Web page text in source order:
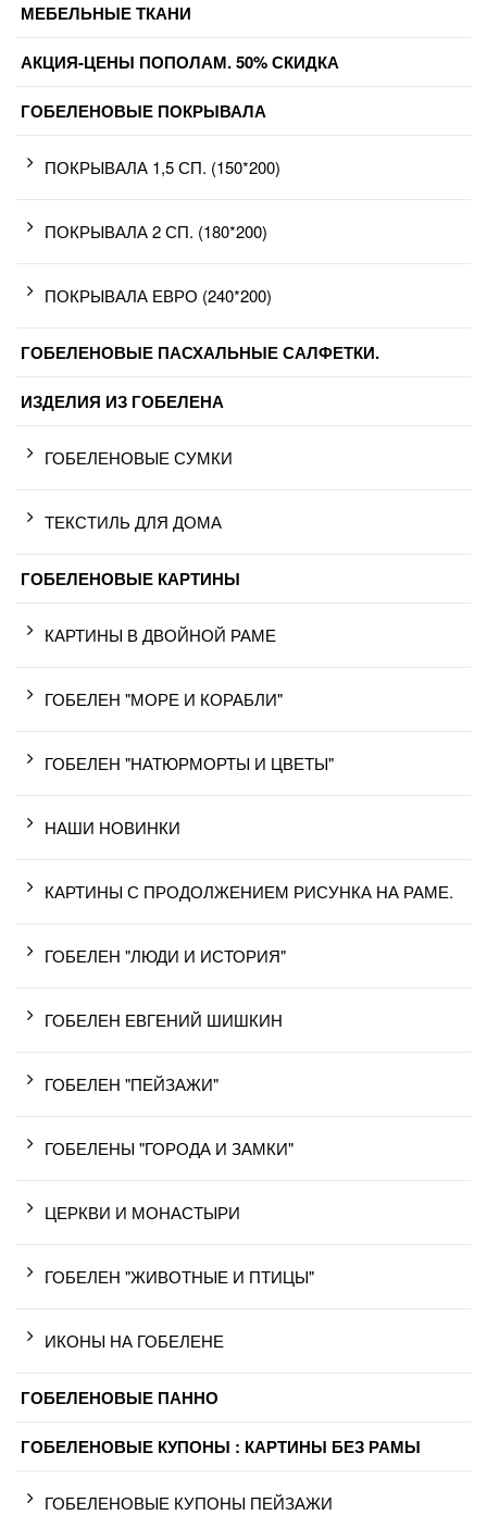
МЕБЕЛЬНЫЕ ТКАНИ
АКЦИЯ-ЦЕНЫ ПОПОЛАМ. 50% СКИДКА
ГОБЕЛЕНОВЫЕ ПОКРЫВАЛА
ПОКРЫВАЛА 1,5 СП. (150*200)
ПОКРЫВАЛА 2 СП. (180*200)
ПОКРЫВАЛА ЕВРО (240*200)
ГОБЕЛЕНОВЫЕ ПАСХАЛЬНЫЕ САЛФЕТКИ.
ИЗДЕЛИЯ ИЗ ГОБЕЛЕНА
ГОБЕЛЕНОВЫЕ СУМКИ
ТЕКСТИЛЬ ДЛЯ ДОМА
ГОБЕЛЕНОВЫЕ КАРТИНЫ
КАРТИНЫ В ДВОЙНОЙ РАМЕ
ГОБЕЛЕН "МОРЕ И КОРАБЛИ"
ГОБЕЛЕН "НАТЮРМОРТЫ И ЦВЕТЫ"
НАШИ НОВИНКИ
КАРТИНЫ С ПРОДОЛЖЕНИЕМ РИСУНКА НА РАМЕ.
ГОБЕЛЕН "ЛЮДИ И ИСТОРИЯ"
ГОБЕЛЕН ЕВГЕНИЙ ШИШКИН
ГОБЕЛЕН "ПЕЙЗАЖИ"
ГОБЕЛЕНЫ "ГОРОДА И ЗАМКИ"
ЦЕРКВИ И МОНАСТЫРИ
ГОБЕЛЕН "ЖИВОТНЫЕ И ПТИЦЫ"
ИКОНЫ НА ГОБЕЛЕНЕ
ГОБЕЛЕНОВЫЕ ПАННО
ГОБЕЛЕНОВЫЕ КУПОНЫ : КАРТИНЫ БЕЗ РАМЫ
ГОБЕЛЕНОВЫЕ КУПОНЫ ПЕЙЗАЖИ